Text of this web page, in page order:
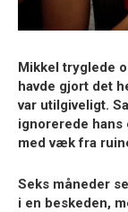
Mikkel tryglede
havde gjort det
var utilgiveligt.
ignorerede hans
med væk fra
Seks måneder
i en beskeden,